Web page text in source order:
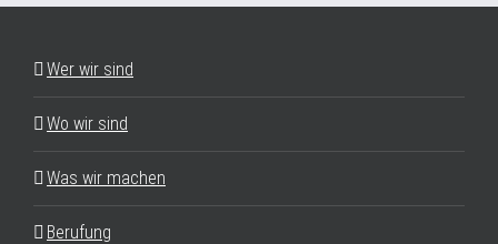
Wer wir sind
Wo wir sind
Was wir machen
Berufung